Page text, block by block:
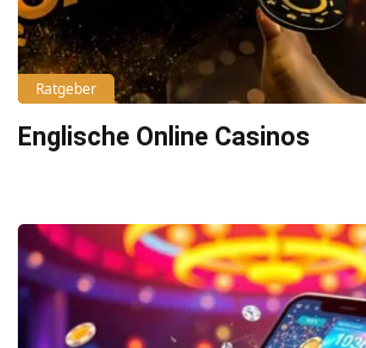
Ratgeber
Englische Online Casinos